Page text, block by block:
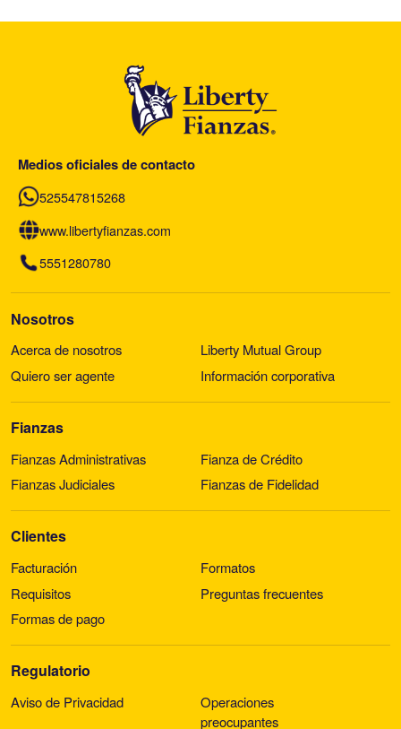
Medios oficiales de contacto
525547815268
www.libertyfianzas.com
5551280780
Nosotros
Acerca de nosotros
Liberty Mutual Group
Quiero ser agente
Información corporativa
Fianzas
Fianzas Administrativas
Fianza de Crédito
Fianzas Judiciales
Fianzas de Fidelidad
Clientes
Facturación
Formatos
Requisitos
Preguntas frecuentes
Formas de pago
Regulatorio
Aviso de Privacidad
Operaciones
preocupantes